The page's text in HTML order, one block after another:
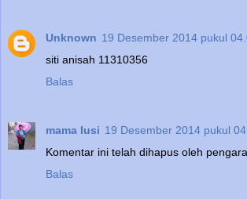
Unknown 19 Desember 2014 pukul
siti anisah 11310356
Balas
mama lusi 19 Desember 2014 pukul
Komentar ini telah dihapus oleh
Balas